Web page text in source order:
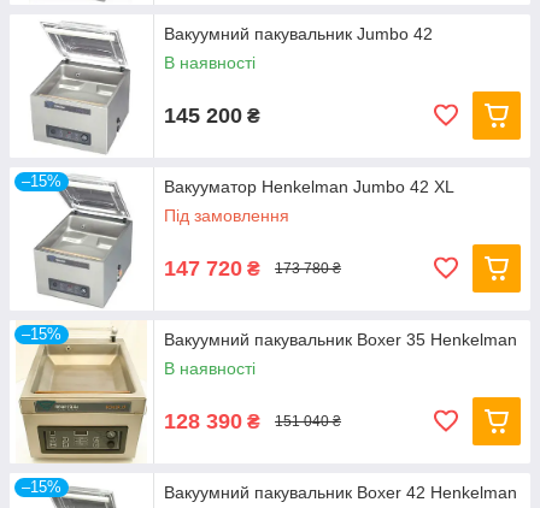
Вакуумний пакувальник Jumbo 42
В наявності
145 200 ₴
–15%
Вакууматор Henkelman Jumbo 42 XL
Під замовлення
147 720 ₴ 173 780 ₴
–15%
Вакуумний пакувальник Boxer 35 Henkelman
В наявності
128 390 ₴ 151 040 ₴
–15%
Вакуумний пакувальник Boxer 42 Henkelman